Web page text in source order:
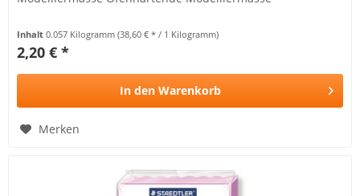
Inhalt0.057 Kilogramm(38,60 € * / 1 Kilogramm)
2,20 € *
In den Warenkorb
Merken